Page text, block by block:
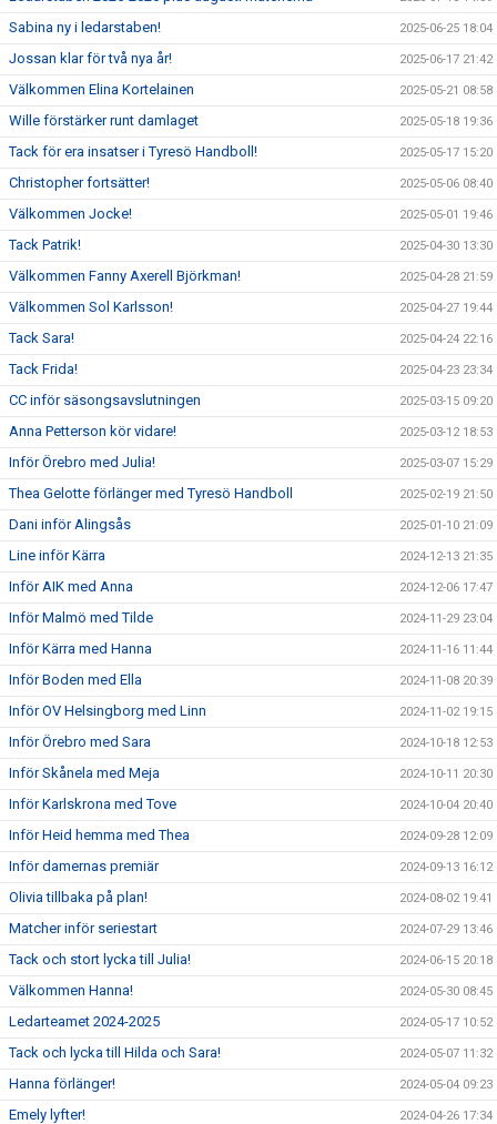
Sabina ny i ledarstaben! 2025-06-25 18:04
Jossan klar för två nya år! 2025-06-17 21:42
Välkommen Elina Kortelainen 2025-05-21 08:58
Wille förstärker runt damlaget 2025-05-18 19:36
Tack för era insatser i Tyresö Handboll! 2025-05-17 15:20
Christopher fortsätter! 2025-05-06 08:40
Välkommen Jocke! 2025-05-01 19:46
Tack Patrik! 2025-04-30 13:30
Välkommen Fanny Axerell Björkman! 2025-04-28 21:59
Välkommen Sol Karlsson! 2025-04-27 19:44
Tack Sara! 2025-04-24 22:16
Tack Frida! 2025-04-23 23:34
CC inför säsongsavslutningen 2025-03-15 09:20
Anna Petterson kör vidare! 2025-03-12 18:53
Inför Örebro med Julia! 2025-03-07 15:29
Thea Gelotte förlänger med Tyresö Handboll 2025-02-19 21:50
Dani inför Alingsås 2025-01-10 21:09
Line inför Kärra 2024-12-13 21:35
Inför AIK med Anna 2024-12-06 17:47
Inför Malmö med Tilde 2024-11-29 23:04
Inför Kärra med Hanna 2024-11-16 11:44
Inför Boden med Ella 2024-11-08 20:39
Inför OV Helsingborg med Linn 2024-11-02 19:15
Inför Örebro med Sara 2024-10-18 12:53
Inför Skånela med Meja 2024-10-11 20:30
Inför Karlskrona med Tove 2024-10-04 20:40
Inför Heid hemma med Thea 2024-09-28 12:09
Inför damernas premiär 2024-09-13 16:12
Olivia tillbaka på plan! 2024-08-02 19:41
Matcher inför seriestart 2024-07-29 13:46
Tack och stort lycka till Julia! 2024-06-15 20:18
Välkommen Hanna! 2024-05-30 08:45
Ledarteamet 2024-2025 2024-05-17 10:52
Tack och lycka till Hilda och Sara! 2024-05-07 11:32
Hanna förlänger! 2024-05-04 09:23
Emely lyfter! 2024-04-26 17:34